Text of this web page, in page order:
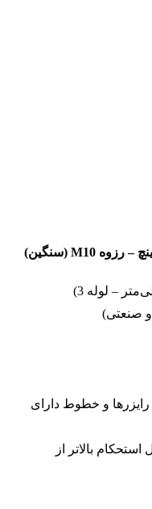
رایزرها و خطوط دارای
بالاتر از